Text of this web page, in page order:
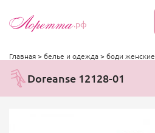
.рф
Главная> белье и одежда> боди женские
Doreanse 12128-01